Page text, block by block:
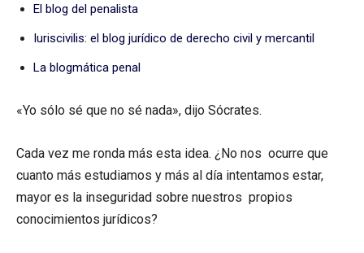
El blog del penalista
Iuriscivilis: el blog jurídico de derecho civil y mercantil
La blogmática penal
«Yo sólo sé que no sé nada», dijo Sócrates.
Cada vez me ronda más esta idea. ¿No nos ocurre que
cuanto más estudiamos y más al día intentamos estar,
mayor es la inseguridad sobre nuestros propios
conocimientos jurídicos?